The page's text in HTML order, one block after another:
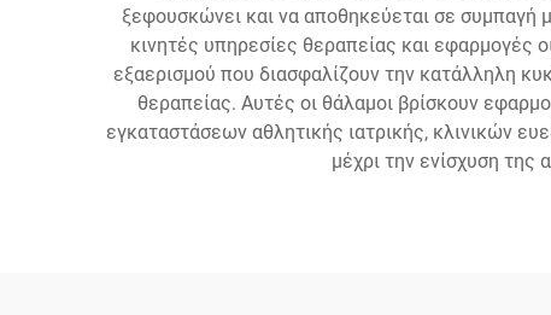
ξεφουσκώνει και να αποθηκεύεται σε συμπαγή
κινητές υπηρεσίες θεραπείας και
εξαερισμού που διασφαλίζουν την κατάλληλη
θεραπείας. Αυτές οι θάλαμοι βρίσκουν
εγκαταστάσεων αθλητικής ιατρικής, κλινικών
μέχρι την ενίσχυση